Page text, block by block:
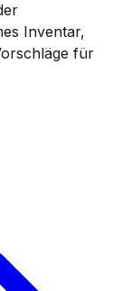
Inventar,
für